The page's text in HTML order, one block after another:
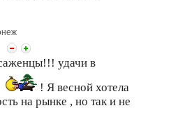
удачи в
! Я весной хотела
на рынке , но так и не